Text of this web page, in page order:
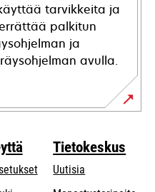
tarvikkeita ja
palkitun
ja
avulla.
Tietokeskus
Uutisia